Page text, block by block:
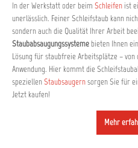
In der Werkstatt oder beim Schleifen ist
unerlässlich. Feiner Schleifstaub kann
sondern auch die Qualität Ihrer Arbeit
Staubabsaugungssystemebieten Ihnen
Lösung für staubfreie Arbeitsplätze –
Anwendung. Hier kommt die
speziellenStaubsaugernsorgen Sie für
Jetzt kaufen!
Mehr